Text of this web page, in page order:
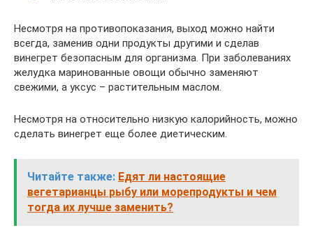
Несмотря на противопоказания, выход можно найти
всегда, заменив одни продукты другими и сделав
винегрет безопасным для организма. При заболеваниях
желудка маринованные овощи обычно заменяют
свежими, а уксус – растительным маслом.
Несмотря на относительно низкую калорийность, можно
сделать винегрет еще более диетическим.
Читайте также: Едят ли настоящие
вегетарианцы рыбу или морепродукты и чем
тогда их лучше заменить?